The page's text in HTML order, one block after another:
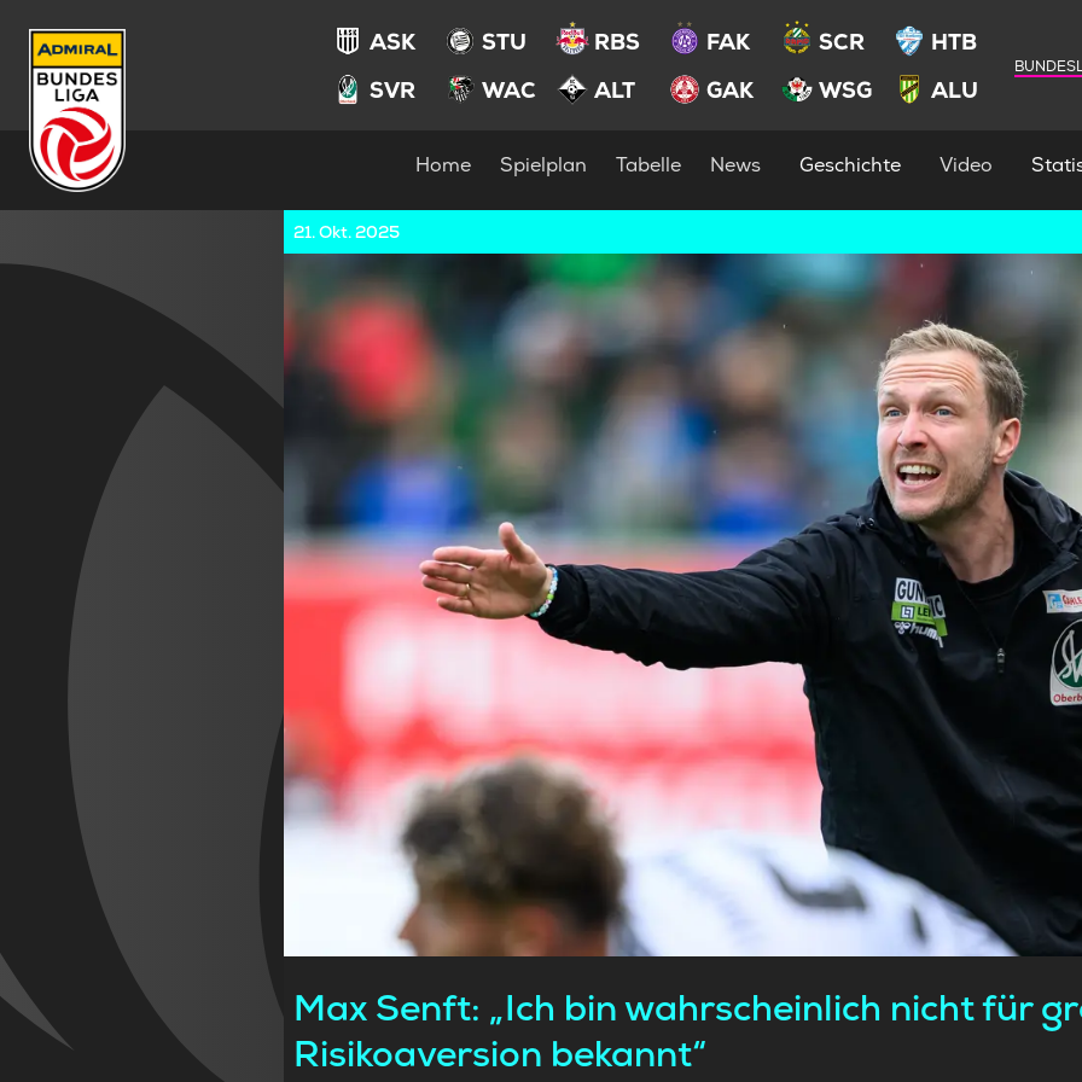
ASK STU RBS FAK SCR
HTB
SVR
WAC ALT GAK WSG ALU
Home Spielplan Tabelle News Geschichte Video
21. Okt. 2025
Max Senft: „Ich bin wahrscheinlich nicht für
Risikoaversion bekannt“